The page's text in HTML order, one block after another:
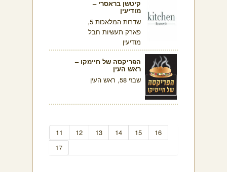
קיטשן בראסרי –
מודיעין
שדרות המלאכות 5,
פארק תעשיות חבל
מודיעין
הפריקסה של חיימקו –
ראש העין
שבזי 58, ראש העין
11 12 13 14 15
16
17